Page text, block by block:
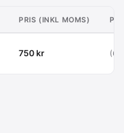
PRIS (INKL MOMS)
750 kr